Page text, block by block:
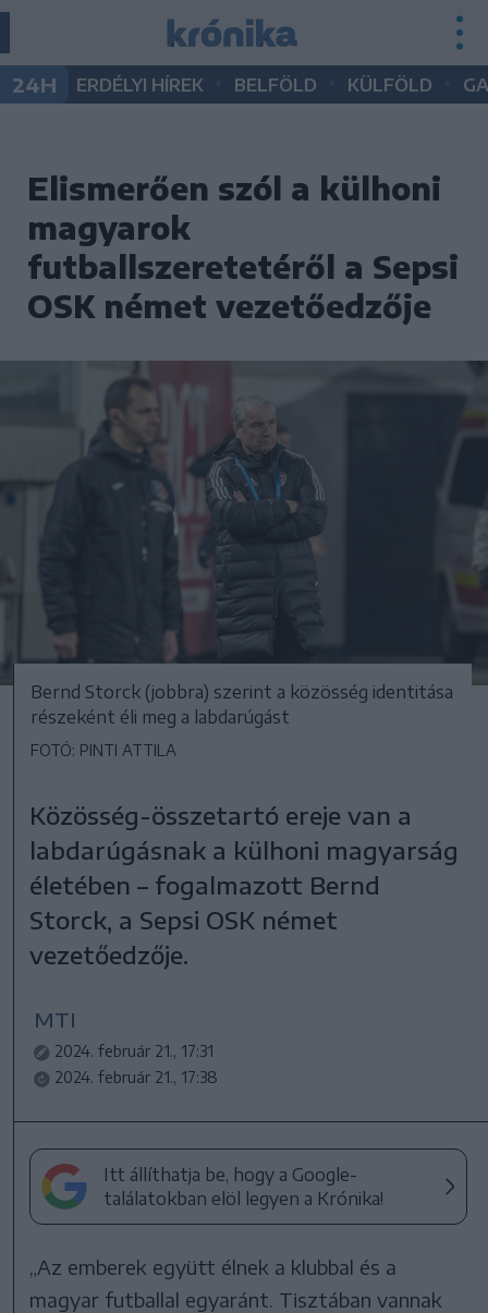
24H ERDÉLYI HÍREK BELFÖLD KÜLFÖLD
Elismerően szól a külhoni
magyarok
futballszeretetéről a Sepsi
OSK német vezetőedzője
Bernd Storck (jobbra) szerint a közösség identitása
részeként éli meg a labdarúgást
FOTÓ: PINTI ATTILA
Közösség-összetartó ereje van a
labdarúgásnak a külhoni magyarság
életében – fogalmazott Bernd
Storck, a Sepsi OSK német
vezetőedzője.
MTI
2024. február 21., 17:31
2024. február 21., 17:38
Itt állíthatja be, hogy a Google-
találatokban elöl legyen a Krónika!
„Az emberek együtt élnek a klubbal és a
magyar futballal egyaránt. Tisztában vannak